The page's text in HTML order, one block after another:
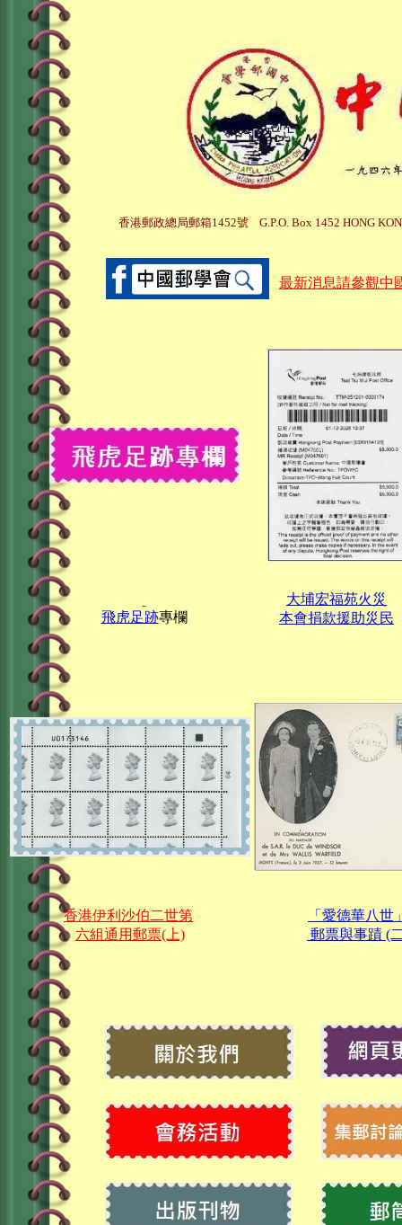
香港郵政總局郵箱1452號 G.P.O. Box 1452 HONG
最新消息請參觀中
飛虎足跡專欄
大埔宏福苑火災
本會捐款援助災民
香港伊利沙伯二世第
六組通用郵票(上)
「愛德華八世
郵票與事蹟 (